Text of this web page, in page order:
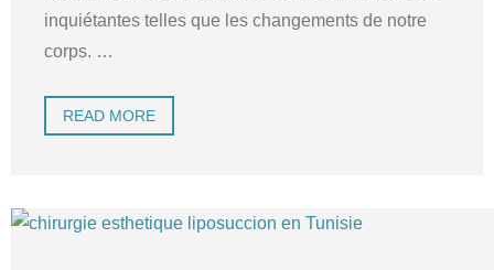
inquiétantes telles que les changements de notre
corps. …
READ MORE